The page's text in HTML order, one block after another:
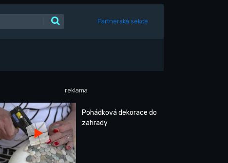
Partnerská sekce
reklama
Pohádková dekorace do
zahrady